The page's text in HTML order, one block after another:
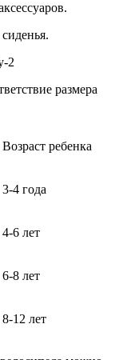
размера
Возраст ребенка
3-4 года
4-6 лет
6-8 лет
8-12 лет